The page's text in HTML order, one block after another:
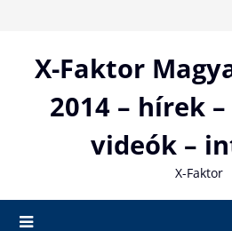
contentX-Faktor
2014 – hírek
videók –
X-Faktor